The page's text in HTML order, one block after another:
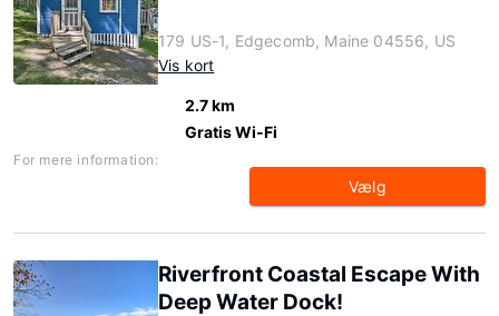
179 US-1, Edgecomb, Maine 04556, US
Vis kort
2.7 km
Gratis Wi-Fi
For mere information:
Vælg
Riverfront Coastal Escape With
Deep Water Dock!